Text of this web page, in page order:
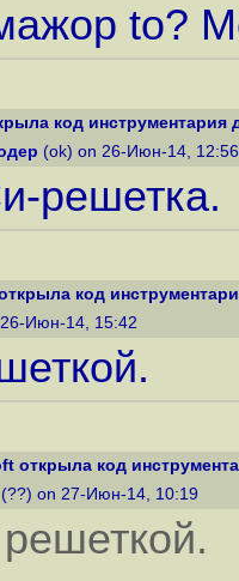
to?
код инструментария
(ok) on 26-Июн-14,
решетка.
код
Июн-14, 15:42
открыла код
(??) on 27-Июн-14, 10:19